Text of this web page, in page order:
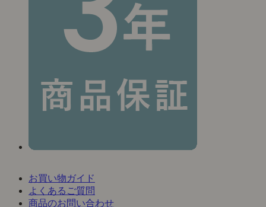
お買い物ガイド
よくあるご質問
商品のお問い合わせ